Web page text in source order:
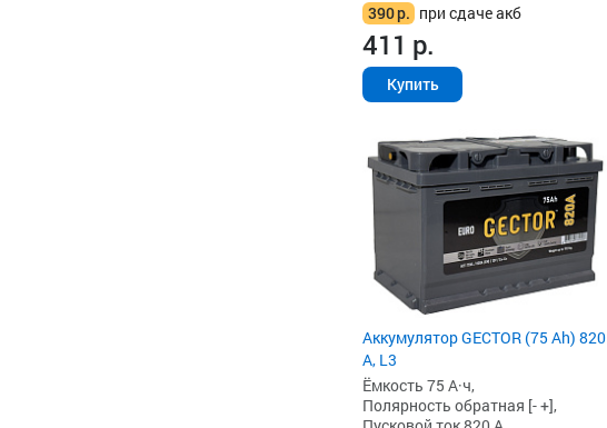
390р. при сдаче акб
411 р.
Купить
Аккумулятор GECTOR (75 Ah) 820
А, L3
Ёмкость 75 А·ч,
Полярность обратная [- +],